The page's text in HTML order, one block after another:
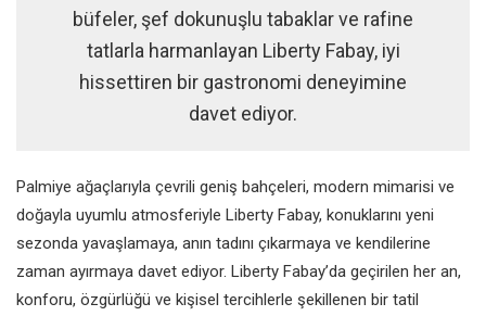
büfeler, şef dokunuşlu tabaklar ve rafine
tatlarla harmanlayan Liberty Fabay, iyi
hissettiren bir gastronomi deneyimine
davet ediyor.
Palmiye ağaçlarıyla çevrili geniş bahçeleri, modern mimarisi ve
doğayla uyumlu atmosferiyle Liberty Fabay, konuklarını yeni
sezonda yavaşlamaya, anın tadını çıkarmaya ve kendilerine
zaman ayırmaya davet ediyor. Liberty Fabay’da geçirilen her an,
konforu, özgürlüğü ve kişisel tercihlerle şekillenen bir tatil